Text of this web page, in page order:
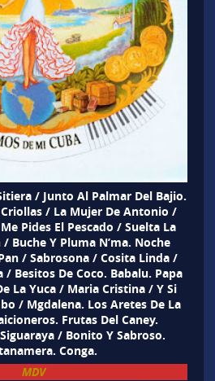
/ Junto Al Palmar Del Bajio.
/ La Mujer De Antonio /
Pides El Pescado / Suelta La
Buche Y Pluma N’ma. Noche
/ Sabrosona / Cosita Linda /
Besitos De Coco. Babalu. Papa
La Yuca / Maria Cristina / Y Si
/ Mgdalena. Los Aretes De La
Frutas Del Caney.
/ Bonito Y Sabroso.
Conga.
MDV